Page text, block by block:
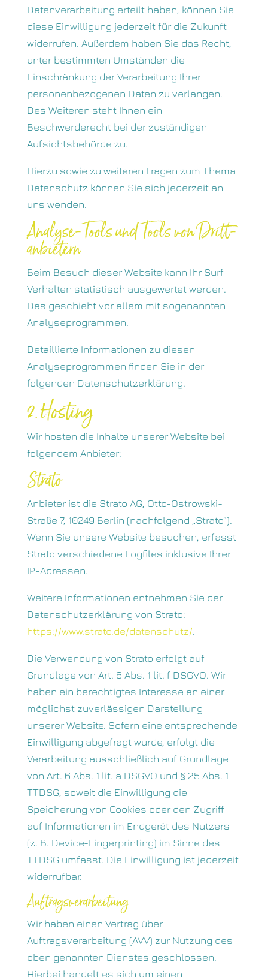
Datenverarbeitung erteilt haben, können Sie
diese Einwilligung jederzeit für die Zukunft
widerrufen. Außerdem haben Sie das Recht,
unter bestimmten Umständen die
Einschränkung der Verarbeitung Ihrer
personenbezogenen Daten zu verlangen.
Des Weiteren steht Ihnen ein
Beschwerderecht bei der zuständigen
Aufsichtsbehörde zu.
Hierzu sowie zu weiteren Fragen zum Thema
Datenschutz können Sie sich jederzeit an
uns wenden.
Analyse-Tools und Tools von Dritt­
anbietern
Beim Besuch dieser Website kann Ihr Surf-
Verhalten statistisch ausgewertet werden.
Das geschieht vor allem mit sogenannten
Analyseprogrammen.
Detaillierte Informationen zu diesen
Analyseprogrammen finden Sie in der
folgenden Datenschutzerklärung.
2. Hosting
Wir hosten die Inhalte unserer Website bei
folgendem Anbieter:
Strato
Anbieter ist die Strato AG, Otto-Ostrowski-
Straße 7, 10249 Berlin (nachfolgend „Strato“).
Wenn Sie unsere Website besuchen, erfasst
Strato verschiedene Logfiles inklusive Ihrer
IP-Adressen.
Weitere Informationen entnehmen Sie der
Datenschutzerklärung von Strato:
https://www.strato.de/datenschutz/.
Die Verwendung von Strato erfolgt auf
Grundlage von Art. 6 Abs. 1 lit. f DSGVO. Wir
haben ein berechtigtes Interesse an einer
möglichst zuverlässigen Darstellung
unserer Website. Sofern eine entsprechende
Einwilligung abgefragt wurde, erfolgt die
Verarbeitung ausschließlich auf Grundlage
von Art. 6 Abs. 1 lit. a DSGVO und § 25 Abs. 1
TTDSG, soweit die Einwilligung die
Speicherung von Cookies oder den Zugriff
auf Informationen im Endgerät des Nutzers
(z. B. Device-Fingerprinting) im Sinne des
TTDSG umfasst. Die Einwilligung ist jederzeit
widerrufbar.
Auftragsverarbeitung
Wir haben einen Vertrag über
Auftragsverarbeitung (AVV) zur Nutzung des
oben genannten Dienstes geschlossen.
Hierbei handelt es sich um einen